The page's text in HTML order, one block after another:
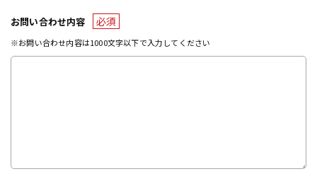
お問い合わせ内容 必須
※お問い合わせ内容は1000文字以下で入力してください